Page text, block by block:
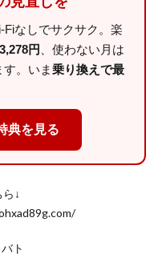
なしでサクサク。楽
円
、使わない月は
。いま乗り換えで最
典を見る
↓
ト